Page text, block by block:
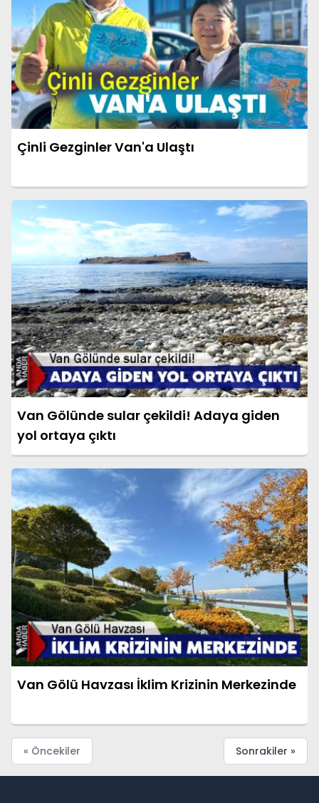
Çinli Gezginler Van'a Ulaştı
Van Gölünde sular çekildi! Adaya giden
yol ortaya çıktı
Van Gölü Havzası İklim Krizinin Merkezinde
« Öncekiler Sonrakiler »